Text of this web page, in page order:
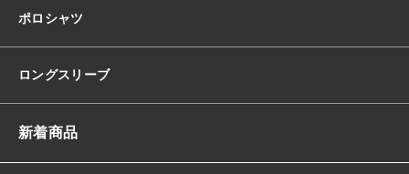
ポロシャツ
ロングスリーブ
新着商品